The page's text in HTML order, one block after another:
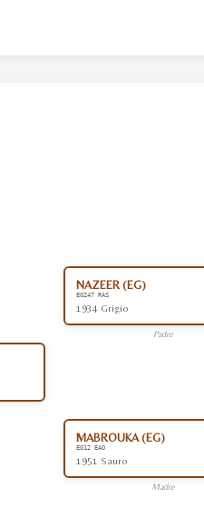
NAZEER (EG)
EG247 RAS
1934 Grigio
Padre
MABROUKA (EG)
EG12 EAO
1951 Sauro
Madre